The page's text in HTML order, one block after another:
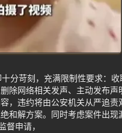
分苛刻，充满限制性要求：
除网络相关发声、主动发布
，违约将由公安机关从严追
和解方案。同时考虑案件出
督申请，